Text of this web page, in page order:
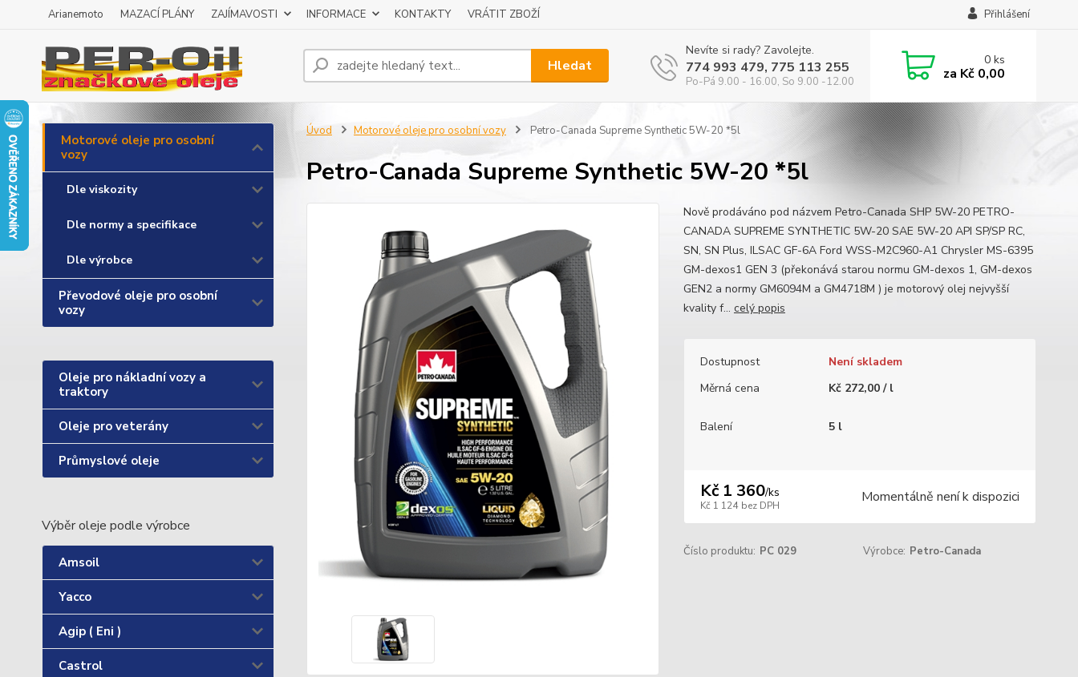
Arianemoto MAZACÍ PLÁNY ZAJÍMAVOSTI INFORMACE KONTAKTY VRÁTIT ZBOŽÍ Přihlášení
Hledat
Nevíte si rady? Zavolejte.
774 993 479, 775 113 255
Po-Pá 9.00 - 16.00, So 9.00 -12.00
0ks
za Kč 0,00
Motorové oleje pro osobní
vozy
Dle viskozity
Dle normy a specifikace
Dle výrobce
Převodové oleje pro osobní
vozy
Oleje pro nákladní vozy a
traktory
Oleje pro veterány
Průmyslové oleje
Výběr oleje podle výrobce
Amsoil
Yacco
Agip ( Eni )
Castrol
Úvod Motorové oleje pro osobní vozy Petro-Canada Supreme Synthetic 5W-20 *5l
Petro-Canada Supreme Synthetic 5W-20 *5l
Nově prodáváno pod názvem Petro-Canada SHP 5W-20 PETRO-
CANADA SUPREME SYNTHETIC 5W-20 SAE 5W-20 API SP/SP RC,
SN, SN Plus, ILSAC GF-6A Ford WSS-M2C960-A1 Chrysler MS-6395
GM-dexos1 GEN 3 (překonává starou normu GM-dexos 1, GM-dexos
GEN2 a normy GM6094M a GM4718M ) je motorový olej nejvyšší
kvality f... celý popis
Dostupnost
Není skladem
Měrná cena
Kč 272,00 / l
Balení 5 l
Kč 1 360/ks
Kč 1 124 bez DPH Momentálně není k dispozici
Číslo produktu: PC 029 Výrobce: Petro-Canada